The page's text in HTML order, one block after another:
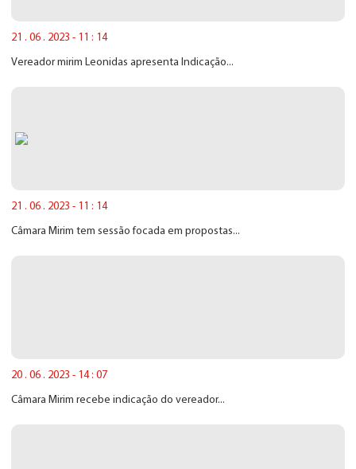
21 . 06 . 2023 - 11 : 14
Vereador mirim Leonidas apresenta Indicação...
21 . 06 . 2023 - 11 : 14
Câmara Mirim tem sessão focada em propostas...
20 . 06 . 2023 - 14 : 07
Câmara Mirim recebe indicação do vereador...